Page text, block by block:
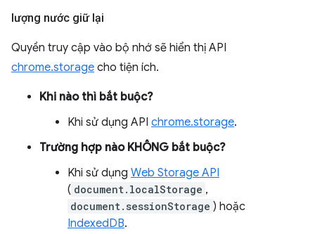
lượng nước giữ lại
Quyền truy cập vào bộ nhớ sẽ hiển thị API
chrome.storage cho tiện ích.
Khi nào thì bắt buộc?
Khi sử dụng API chrome.storage.
Trường hợp nào KHÔNG bắt buộc?
Khi sử dụng Web Storage API
( document.localStorage ,
document.sessionStorage ) hoặc
IndexedDB.